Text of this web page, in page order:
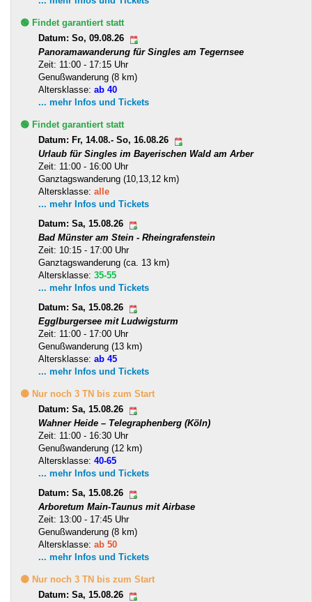
🟢 Findet garantiert statt
Datum: So, 09.08.26
Panoramawanderung für Singles am Tegernsee
Zeit: 11:00 - 17:15 Uhr
Genußwanderung (8 km)
Altersklasse: ab 40
... mehr Infos und Tickets
🟢 Findet garantiert statt
Datum: Fr, 14.08.- So, 16.08.26
Urlaub für Singles im Bayerischen Wald am Arber
Zeit: 11:00 - 16:00 Uhr
Ganztagswanderung (10,13,12 km)
Altersklasse: alle
... mehr Infos und Tickets
Datum: Sa, 15.08.26
Bad Münster am Stein - Rheingrafenstein
Zeit: 10:15 - 17:00 Uhr
Ganztagswanderung (ca. 13 km)
Altersklasse: 35-55
... mehr Infos und Tickets
Datum: Sa, 15.08.26
Egglburgersee mit Ludwigsturm
Zeit: 11:00 - 17:00 Uhr
Genußwanderung (13 km)
Altersklasse: ab 45
... mehr Infos und Tickets
🟡 Nur noch 3 TN bis zum Start
Datum: Sa, 15.08.26
Wahner Heide – Telegraphenberg (Köln)
Zeit: 11:00 - 16:30 Uhr
Genußwanderung (12 km)
Altersklasse: 40-65
... mehr Infos und Tickets
Datum: Sa, 15.08.26
Arboretum Main-Taunus mit Airbase
Zeit: 13:00 - 17:45 Uhr
Genußwanderung (8 km)
Altersklasse: ab 50
... mehr Infos und Tickets
🟡 Nur noch 3 TN bis zum Start
Datum: Sa, 15.08.26